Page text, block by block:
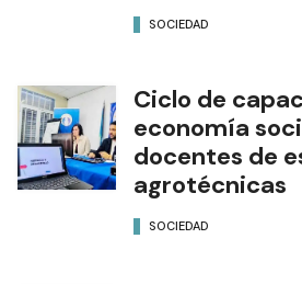
SOCIEDAD
Ciclo de
economía
docentes de
agrotécnicas
SOCIEDAD